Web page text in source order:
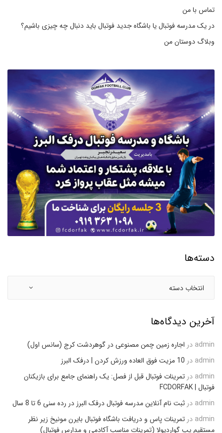
تماس با من
در یک مدرسه فوتبال یا باشگاه جدید فوتبال باید دنبال چه چیزی باشیم؟
وبلاگ دوستان من
دسته‌ها
آخرین دیدگاه‌ها
admin در اجاره زمین چمن مصنوعی در گوهردشت کرج (سانس اول)
admin در 10 مزیت فوق العاده ورزش کردن | درفک البرز
admin در تمرینات فوتبال قبل از فصل: یک راهنمای جامع برای بازیکنان
فوتبال | FCDORFAK
admin در ثبت نام آنلاین مدرسه فوتبال درفک البرز در رده سنی 6 تا 8 سال
admin در تمرینات پاس و دریافت باشگاه فوتبال بایرن مونیخ زیر نظر
مستقیم پپ گواردیولا (تمرینات مناسب آکادمی و مدارس فوتبال)